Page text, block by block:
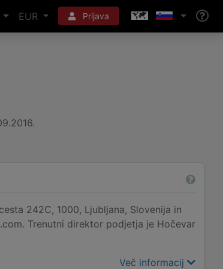
EUR Prijava
242C, 1000, Ljubljana, Slovenija in
Trenutni direktor podjetja je Hočevar
Več informacij